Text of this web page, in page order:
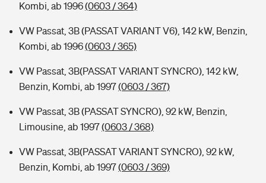
Kombi, ab 1996(0603 / 364)
VW Passat, 3B (PASSAT VARIANT V6), 142 kW, Benzin,
Kombi, ab 1996(0603 / 365)
VW Passat, 3B(PASSAT VARIANT SYNCRO), 142 kW,
Benzin, Kombi, ab 1997(0603 / 367)
VW Passat, 3B (PASSAT SYNCRO), 92 kW, Benzin,
Limousine, ab 1997(0603 / 368)
VW Passat, 3B(PASSAT VARIANT SYNCRO), 92 kW,
Benzin, Kombi, ab 1997(0603 / 369)